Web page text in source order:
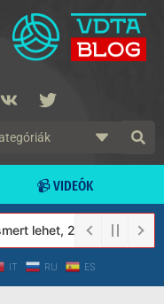
📹 VIDEÓK
lehet, 2023-tól a
IT RU ES